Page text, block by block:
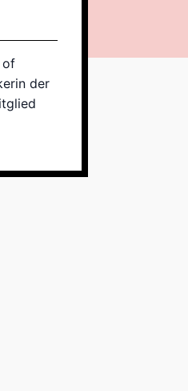
of
der